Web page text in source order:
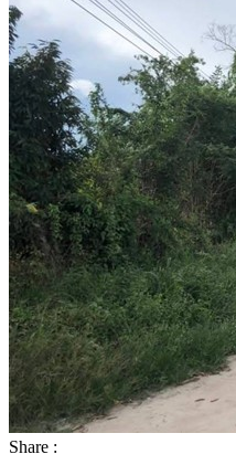
Share :